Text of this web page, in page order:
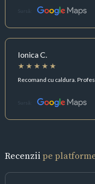
Sursă:
Ionica C.
Recomand cu caldura.
Sursă:
Recenzii pe